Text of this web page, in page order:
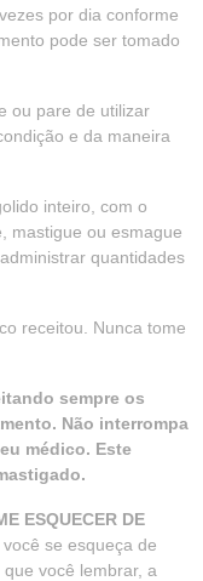
por dia conforme
pode ser tomado
ou pare de utilizar
e da maneira
inteiro, com o
mastigue ou esmague
quantidades
receitou. Nunca tome
sempre os
Não interrompa
médico. Este
ESQUECER DE
você se esqueça de
você lembrar, a